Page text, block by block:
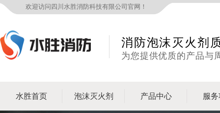
欢迎访问四川水胜消防科技有限公司官网！
消防泡沫灭火剂
为您提供优质的产品与
水胜首页 泡沫灭火剂 产品中心 服